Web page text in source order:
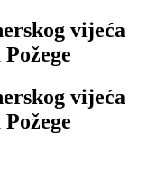
vijeća
vijeća